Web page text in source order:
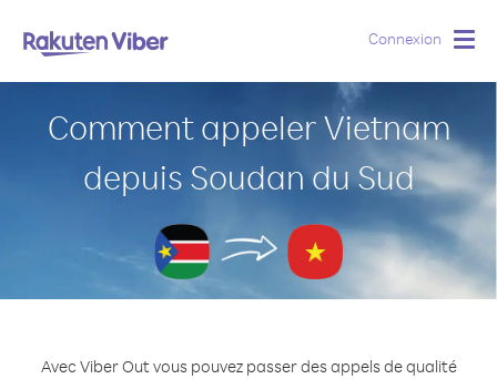
Connexion
Comment appeler Vietnam
depuis Soudan du Sud
Avec Viber Out vous pouvez passer des appels de qualité